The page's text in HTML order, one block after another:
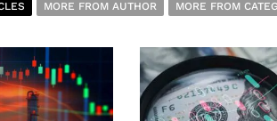
MORE FROM AUTHOR MORE FROM